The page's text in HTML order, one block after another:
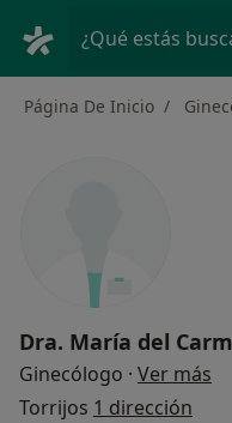
¿Qué estás
Página De Inicio
Dra. María del
Ginecólogo · Ver más
Torrijos 1 dirección